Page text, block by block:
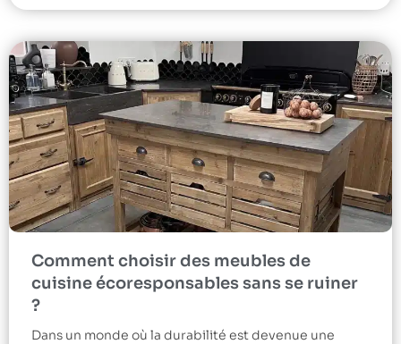
Comment choisir des meubles de
cuisine écoresponsables sans se ruiner
?
Dans un monde où la durabilité est devenue une